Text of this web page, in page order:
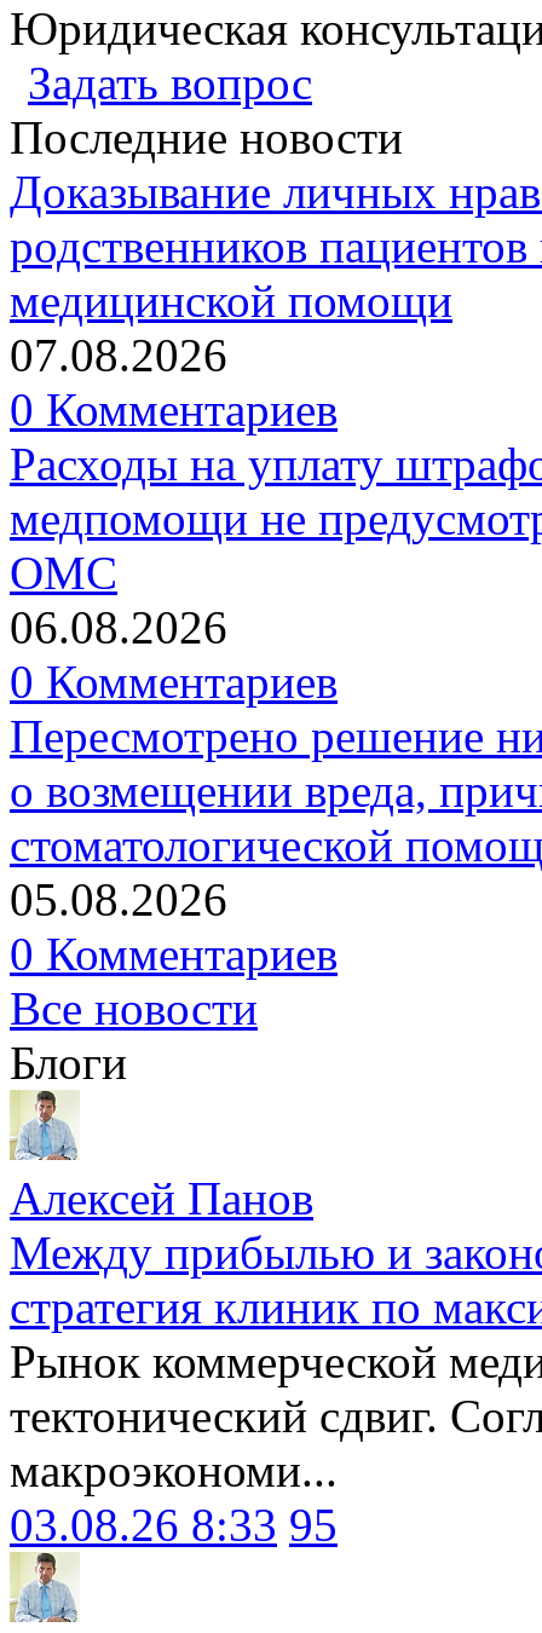
Юридическая
Задать вопрос
Последние новости
Доказывание личных
родственников
медицинской помощи
07.08.2026
0 Комментариев
Расходы на уплату
медпомощи не
ОМС
06.08.2026
0 Комментариев
Пересмотрено решение
о возмещении вреда,
стоматологической
05.08.2026
0 Комментариев
Все новости
Блоги
Алексей Панов
Между прибылью и
стратегия клиник по
Рынок коммерческой
тектонический сдвиг.
макроэкономи...
03.08.26 8:33 95